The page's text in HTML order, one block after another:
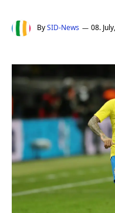
BySID-News 08.